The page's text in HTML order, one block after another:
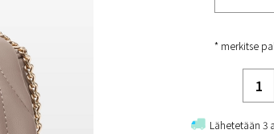
* merkitse
Lähetetään 3